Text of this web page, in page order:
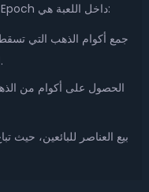
المصادر الرئيسية للحصول على ذهب Last Epoch داخل اللعبة هي:
جمع أكوام الذهب التي تسقط
الحاويات المدمرة/المفتوحة بعض الذهب.
الحصول على أكوام من
بيع العناصر للبائعين، حيث